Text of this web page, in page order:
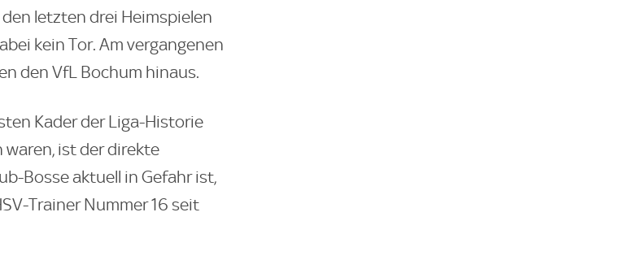
den letzten drei Heimspielen
kein Tor. Am vergangenen
den VfL Bochum hinaus.
Kader der Liga-Historie
ist der direkte
Bosse aktuell in Gefahr ist,
Trainer Nummer 16 seit